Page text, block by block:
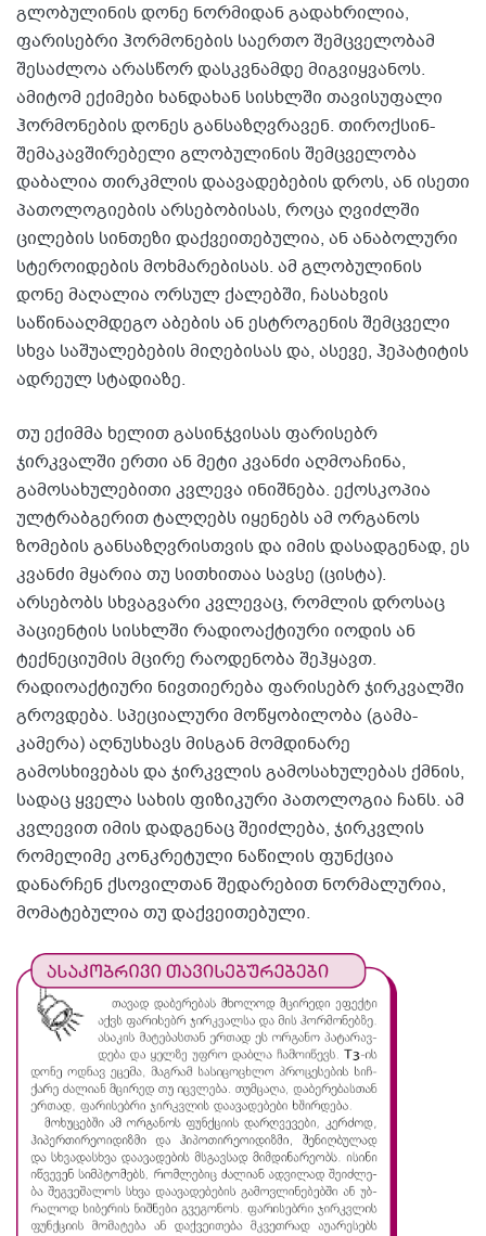
გლობულინის დონე ნორმიდან გადახრილია,
ფარისებრი ჰორმონების საერთო შემცველობამ
შესაძლოა არასწორ დასკვნამდე მიგვიყვანოს.
ამიტომ ექიმები ხანდახან სისხლში თავისუფალი
ჰორმონების დონეს განსაზღვრავენ. თიროქსინ-
შემაკავშირებელი გლობულინის შემცველობა
დაბალია თირკმლის დაავადებების დროს, ან ისეთი
პათოლოგიების არსებობისას, როცა ღვიძლში
ცილების სინთეზი დაქვეითებულია, ან ანაბოლური
სტეროიდების მოხმარებისას. ამ გლობულინის
დონე მაღალია ორსულ ქალებში, ჩასახვის
საწინააღმდეგო აბების ან ესტროგენის შემცველი
სხვა საშუალებების მიღებისას და, ასევე, ჰეპატიტის
ადრეულ სტადიაზე.
თუ ექიმმა ხელით გასინჯვისას ფარისებრ
ჯირკვალში ერთი ან მეტი კვანძი აღმოაჩინა,
გამოსახულებითი კვლევა ინიშნება. ექოსკოპია
ულტრაბგერით ტალღებს იყენებს ამ ორგანოს
ზომების განსაზღვრისთვის და იმის დასადგენად, ეს
კვანძი მყარია თუ სითხითაა სავსე (ცისტა).
არსებობს სხვაგვარი კვლევაც, რომლის დროსაც
პაციენტის სისხლში რადიოაქტიური იოდის ან
ტექნეციუმის მცირე რაოდენობა შეჰყავთ.
რადიოაქტიური ნივთიერება ფარისებრ ჯირკვალში
გროვდება. სპეციალური მოწყობილობა (გამა-
კამერა) აღნუსხავს მისგან მომდინარე
გამოსხივებას და ჯირკვლის გამოსახულებას ქმნის,
სადაც ყველა სახის ფიზიკური პათოლოგია ჩანს. ამ
კვლევით იმის დადგენაც შეიძლება, ჯირკვლის
რომელიმე კონკრეტული ნაწილის ფუნქცია
დანარჩენ ქსოვილთან შედარებით ნორმალურია,
მომატებულია თუ დაქვეითებული.